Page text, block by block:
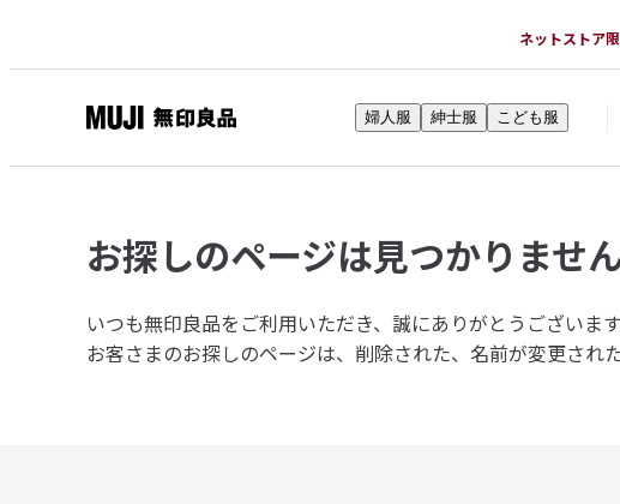
ネットストア
印
品
ネ
ト
ス
婦人服 紳士服 こども服
お探しのページは見つかりませ
いつも無印良品をご利用いただき、誠にありがとうございます
お客さまのお探しのページは、削除された、名前が変更され